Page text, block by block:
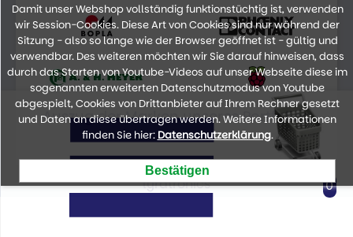
Auszug der Marken unseres Portfolios
lyratronics
Damit unser Webshop vollständig funktionstüchtig ist, verwenden
wir Session-Cookies. Diese Art von Cookies sind nur während der
Sitzung - also so lange wie der Browser geöffnet ist - gültig und
verwendbar. Des weiteren möchten wir Sie darauf hinweisen, dass
durch das Starten von Youtube-Videos auf unser Webseite diese im
sogenannten erweiterten Datenschutzmodus von Youtube
abgespielt, Cookies von Drittanbieter auf Ihrem Rechner gesetzt
und Daten an diese übertragen werden. Weitere Informationen
finden Sie hier: Datenschutzerklärung.
0